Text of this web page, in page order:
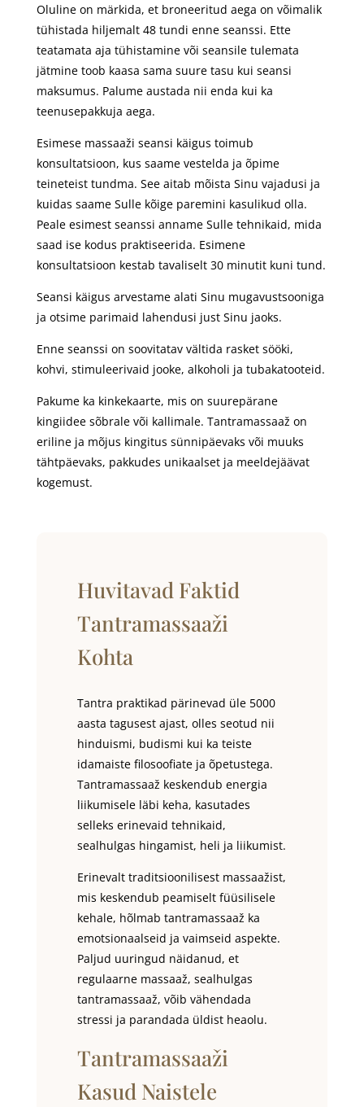
Oluline on märkida, et broneeritud aega on võimalik
tühistada hiljemalt 48 tundi enne seanssi. Ette
teatamata aja tühistamine või seansile tulemata
jätmine toob kaasa sama suure tasu kui seansi
maksumus. Palume austada nii enda kui ka
teenusepakkuja aega.
Esimese massaaži seansi käigus toimub
konsultatsioon, kus saame vestelda ja õpime
teineteist tundma. See aitab mõista Sinu vajadusi ja
kuidas saame Sulle kõige paremini kasulikud olla.
Peale esimest seanssi anname Sulle tehnikaid, mida
saad ise kodus praktiseerida. Esimene
konsultatsioon kestab tavaliselt 30 minutit kuni tund.
Seansi käigus arvestame alati Sinu mugavustsooniga
ja otsime parimaid lahendusi just Sinu jaoks.
Enne seanssi on soovitatav vältida rasket sööki,
kohvi, stimuleerivaid jooke, alkoholi ja tubakatooteid.
Pakume ka kinkekaarte, mis on suurepärane
kingiidee sõbrale või kallimale. Tantramassaaž on
eriline ja mõjus kingitus sünnipäevaks või muuks
tähtpäevaks, pakkudes unikaalset ja meeldejäävat
kogemust.
Huvitavad Faktid
Tantramassaaži
Kohta
Tantra praktikad pärinevad üle 5000
aasta tagusest ajast, olles seotud nii
hinduismi, budismi kui ka teiste
idamaiste filosoofiate ja õpetustega.
Tantramassaaž keskendub energia
liikumisele läbi keha, kasutades
selleks erinevaid tehnikaid,
sealhulgas hingamist, heli ja liikumist.
Erinevalt traditsioonilisest massaažist,
mis keskendub peamiselt füüsilisele
kehale, hõlmab tantramassaaž ka
emotsionaalseid ja vaimseid aspekte.
Paljud uuringud näidanud, et
regulaarne massaaž, sealhulgas
tantramassaaž, võib vähendada
stressi ja parandada üldist heaolu.
Tantramassaaži
Kasud Naistele